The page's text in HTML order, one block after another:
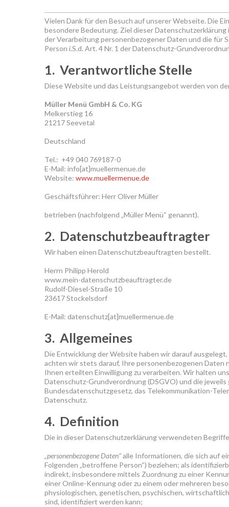
Vielen Dank für den Besuch auf unserer Webseite. Die
besondere Bedeutung. Ziel dieser
der Verarbeitung personenbezogener Daten und die für
Person i.S.d. Art. 4 Nr. 1 der Datenschutz-
1. Verantwortliche Stelle
Diese Website und das Leistungsangebot werden von
Müller Menü GmbH & Co. KG
Melkerstieg 16
21217 Seevetal
Deutschland
Tel.: +49 040 769187-0
E-Mail: info[at]muellermenue.de
Website: www.muellermenue.de
Geschäftsführer: Herr Oliver Müller
betrieben (nachfolgend „Müller Menü“ genannt).
2. Datenschutzbeauftragter
Wir haben einen Datenschutzbeauftragten bestellt.
Herrn Philipp Herold
www.mein-datenschutzbeauftragter.de
Rudolf-Diesel-Straße 10
23617 Stockelsdorf
E-Mail: datenschutz[at]muellermenue.de
3. Allgemeines
Die Entwicklung der Website haben wir darauf
achten wir stets darauf, Ihre personenbezogenen Daten
Ihnen erteilten Einwilligung zu verarbeiten. Wir halten
Datenschutz-Grundverordnung (DSGVO) und die
Bundesdatenschutzgesetz, das Telekommunikation-
Datenschutz.
4. Definition
Die in dieser Datenschutzerklärung verwendeten
„personenbezogene Daten“alle Informationen, die sich auf
Folgenden „betroffene Person“) beziehen; als
indirekt, insbesondere mittels Zuordnung zu einer
einer Online-Kennung oder zu einem oder mehreren
physiologischen, genetischen, psychischen,
sind, identifiziert werden kann;